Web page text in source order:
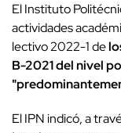
El Instituto
actividades
lectivo 2022-1 de
B-2021 del nivel
El IPN indicó, a